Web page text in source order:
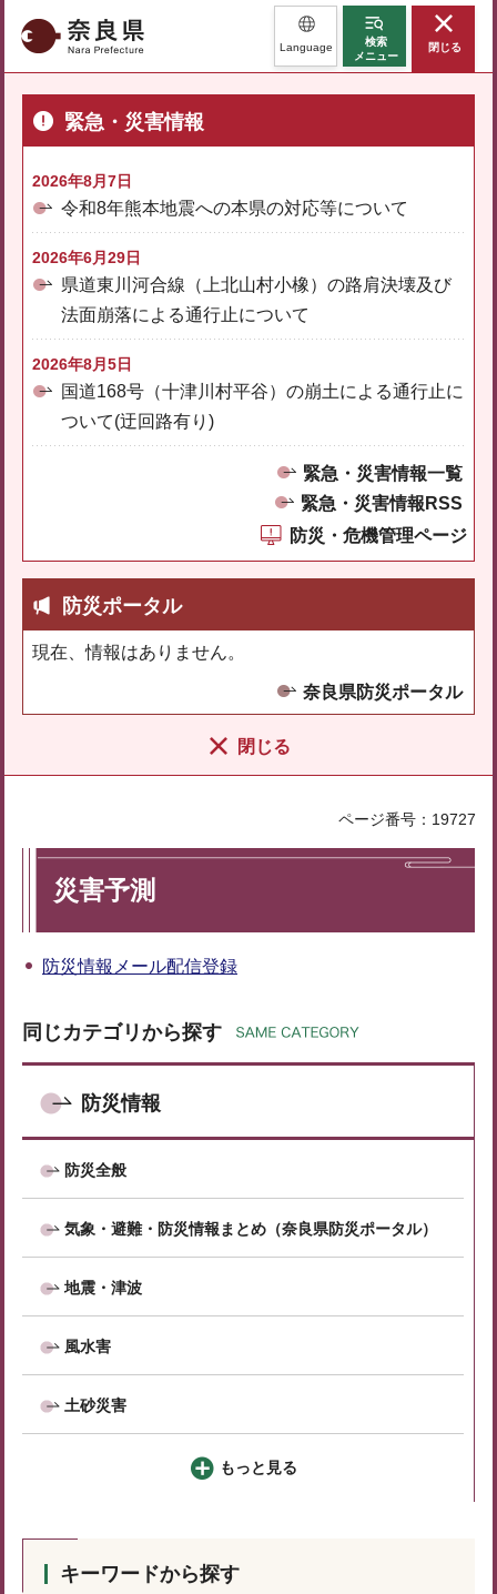
奈良県 Language
検索
メニュー
閉じる
緊急・災害情報
2026年8月7日
令和8年熊本地震への本県の対応等について
2026年6月29日
県道東川河合線（上北山村小橡）の路肩決壊及び
法面崩落による通行止について
2026年8月5日
国道168号（十津川村平谷）の崩土による通行止に
ついて(迂回路有り)
緊急・災害情報一覧
緊急・災害情報RSS
防災・危機管理ページ
防災ポータル
現在、情報はありません。
奈良県防災ポータル
閉じる
ページ番号：19727
災害予測
防災情報メール配信登録
同じカテゴリから探す
防災情報
防災全般
気象・避難・防災情報まとめ（奈良県防災ポータル）
地震・津波
風水害
土砂災害
もっと見る
キーワードから探す